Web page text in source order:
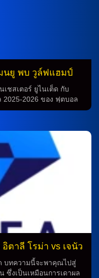
นยู พบ วูล์ฟแฮมป์
ชสเตอร์ ยูไนเต็ด กับ
2026 ของ ฟุตบอล
ไนเต็ด ที่อยู่อันดับ 6 ใน
มเท่านั้น สถิติการพบกัน
ม 2568 เวลา 03.15 น.
สุดในฤดูกาลนี้ ระหว่างทั้ง
มของ แมนเชสเตอร์
น 4-1 วิเคราะห์บอล จาก
ารทำนายก่อนเกมนี้จึง
ทีมแมนเชสเตอร์ ยูไนเต็ด
มีความได้เปรียบในเกม
อาจจะมีความกดดันมาก
จากปัจจัยหลายประการ
ตาลี โรม่า vs เจนัว
บทความนี้จะพาคุณไปสู่
ซึ่งเป็นเหมือนการเดาผล